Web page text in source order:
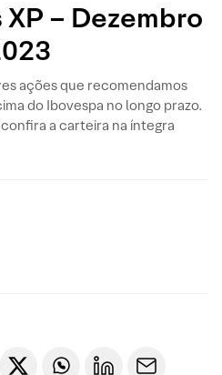
– Dezembro
ações que recomendamos
do Ibovespa no longo prazo.
a carteira na íntegra